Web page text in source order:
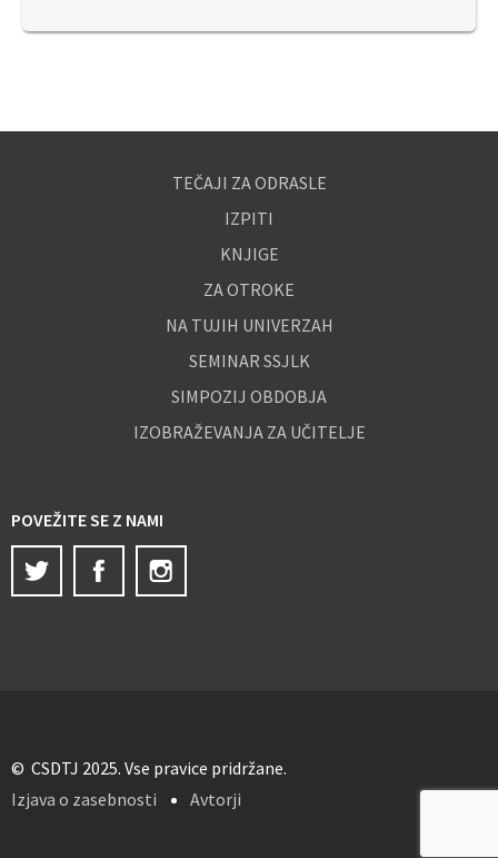
TEČAJI ZA ODRASLE
IZPITI
KNJIGE
ZA OTROKE
NA TUJIH UNIVERZAH
SEMINAR SSJLK
SIMPOZIJ OBDOBJA
IZOBRAŽEVANJA ZA UČITELJE
POVEŽITE SE Z NAMI
Twitter
Facebook
© CSDTJ 2025. Vse pravice pridržane.
Izjava o zasebnosti
Avtorji